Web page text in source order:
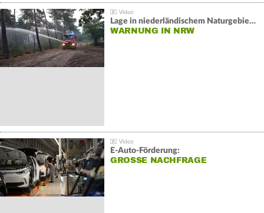
Lage in niederländischem Naturgebiet stabil
WARNUNG IN NRW
E-Auto-Förderung:
GROSSE NACHFRAGE